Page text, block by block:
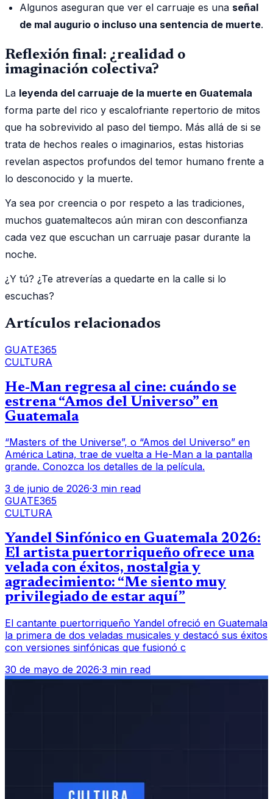
Algunos aseguran que ver el carruaje es una señal
de mal augurio o incluso una sentencia de muerte.
Reflexión final: ¿realidad o
imaginación colectiva?
La leyenda del carruaje de la muerte en Guatemala
forma parte del rico y escalofriante repertorio de mitos
que ha sobrevivido al paso del tiempo. Más allá de si se
trata de hechos reales o imaginarios, estas historias
revelan aspectos profundos del temor humano frente a
lo desconocido y la muerte.
Ya sea por creencia o por respeto a las tradiciones,
muchos guatemaltecos aún miran con desconfianza
cada vez que escuchan un carruaje pasar durante la
noche.
¿Y tú? ¿Te atreverías a quedarte en la calle si lo
escuchas?
Artículos relacionados
GUATE365
CULTURA
He-Man regresa al cine: cuándo se
estrena “Amos del Universo” en
Guatemala
“Masters of the Universe”, o “Amos del Universo” en
América Latina, trae de vuelta a He-Man a la pantalla
grande. Conozca los detalles de la película.
3 de junio de 2026·3 min read
GUATE365
CULTURA
Yandel Sinfónico en Guatemala 2026:
El artista puertorriqueño ofrece una
velada con éxitos, nostalgia y
agradecimiento: “Me siento muy
privilegiado de estar aquí”
El cantante puertorriqueño Yandel ofreció en Guatemala
la primera de dos veladas musicales y destacó sus éxitos
con versiones sinfónicas que fusionó c
30 de mayo de 2026·3 min read